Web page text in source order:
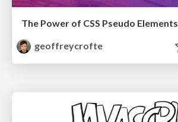
The Power of CSS Pseudo Elements
geoffreycrofte